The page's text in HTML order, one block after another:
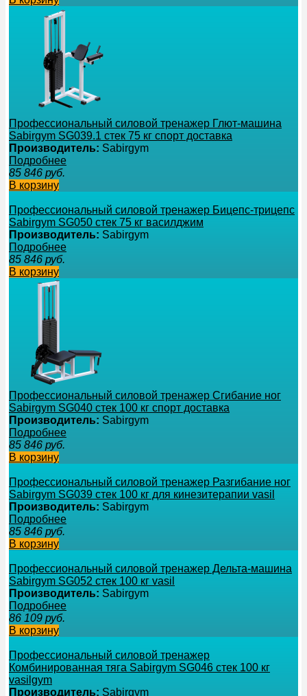
Профессиональный силовой тренажер Глют-машина
Sabirgym SG039.1 стек 75 кг спорт доставка
Производитель: Sabirgym
Подробнее
85 846 руб.
В корзину
Профессиональный силовой тренажер Бицепс-трицепс
Sabirgym SG050 стек 75 кг василджим
Производитель: Sabirgym
Подробнее
85 846 руб.
В корзину
Профессиональный силовой тренажер Сгибание ног
Sabirgym SG040 стек 100 кг спорт доставка
Производитель: Sabirgym
Подробнее
85 846 руб.
В корзину
Профессиональный силовой тренажер Разгибание ног
Sabirgym SG039 стек 100 кг для кинезитерапии vasil
Производитель: Sabirgym
Подробнее
85 846 руб.
В корзину
Профессиональный силовой тренажер Дельта-машина
Sabirgym SG052 стек 100 кг vasil
Производитель: Sabirgym
Подробнее
86 109 руб.
В корзину
Профессиональный силовой тренажер
Комбинированная тяга Sabirgym SG046 стек 100 кг
vasilgym
Производитель: Sabirgym